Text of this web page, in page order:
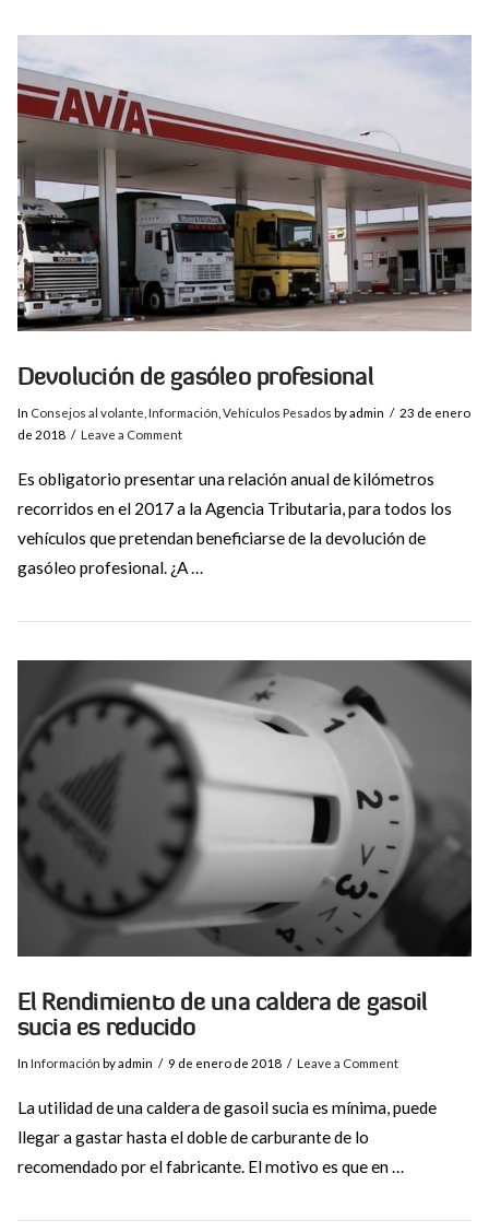
VIEW POST
VIEW POST
Devolución de gasóleo profesional
In Consejos al volante Información Vehículos Pesados by admin
23 de enero
de 2018
Leave a Comment
Es obligatorio presentar una relación anual de kilómetros
recorridos en el 2017 a la Agencia Tributaria, para todos los
vehículos que pretendan beneficiarse de la devolución de
gasóleo profesional. ¿A …
El Rendimiento de una caldera de gasoil
sucia es reducido
In Información by admin 9 de enero de 2018 Leave a Comment
La utilidad de una caldera de gasoil sucia es mínima, puede
llegar a gastar hasta el doble de carburante de lo
recomendado por el fabricante. El motivo es que en …